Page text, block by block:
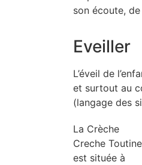
son écoute,
Eveiller
L’éveil de
et surtout au
(langage des
La Crèche
Creche
est située à